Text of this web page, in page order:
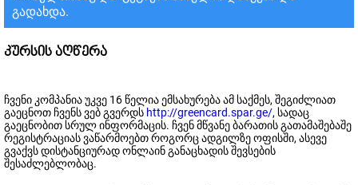
გადახდა.
კურსის აღწერა
ჩვენი კომპანია უკვე 16 წელია ემსახურება ამ საქმეს, შეგიძლიათ
გაეცნოთ ჩვენს ვებ გვერდს http://greencard.spar.ge/, სადაც
გაეცნობით სრულ ინფორმაცის. ჩვენ მწვანე ბარათის გათამაშებაშე
რეგისტრაციას ვაწარმოებთ როგორც ადგილზე ოფისში, ასევე
გვაქვს დისტანციურად ონლაინ განაცხადის შევსების
შესაძლებლობაც.